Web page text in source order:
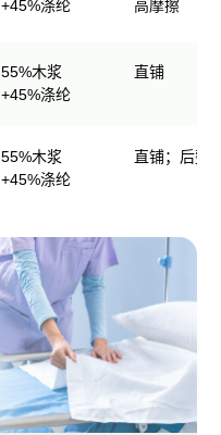
+45%涤纶
高摩擦
55%木浆
+45%涤纶
直铺
55%木浆
+45%涤纶
直铺；后整